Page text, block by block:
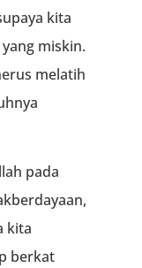
kita
miskin.
melatih
pada
kita
berkat